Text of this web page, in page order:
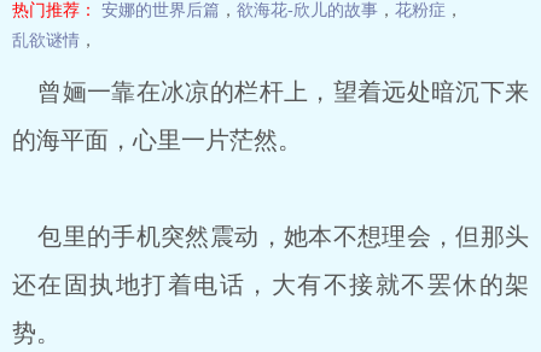
热门推荐： 安娜的世界后篇 ， 欲海花-欣儿的故事 ， 花粉症 ，
乱欲谜情 ，
曾婳一靠在冰凉的栏杆上，望着远处暗沉下来
的海平面，心里一片茫然。
包里的手机突然震动，她本不想理会，但那头
还在固执地打着电话，大有不接就不罢休的架
势。